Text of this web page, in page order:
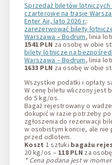
Sprzedaż biletów
czarterowe na trasie
Enter Air, lato 2026 r.:
zarezerwować bilety
Warszawa – Bodrum, linia
1541 PLN za osobę w obie
bilety lotnicze na
Warszawa – Bodrum, linia
1633 PLN za osobę w obie
Wszystkie podatki i opłaty
W cenę biletu wliczony jest
do 5 kg/os.
Bagaż rejestrowany o
dokupić w razie potrzeby
zgłoszenia do rezerwacji
w osobistym koncie, ale nie
przed odlotem.
Koszt 1 sztuki bagażu
20 kg/os – 118 PLN za
* Cena podana jest w